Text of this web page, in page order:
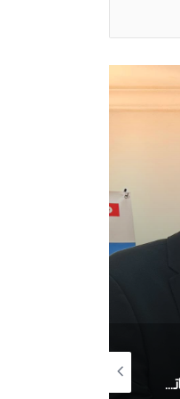
تونس تحتل المرتبة الاولى افريقيا من حيث عدد النساء المطورات للبرمجيات